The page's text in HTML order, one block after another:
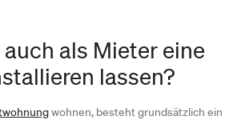
als Mieter eine
lassen?
wohnen, besteht grundsätzlich ein